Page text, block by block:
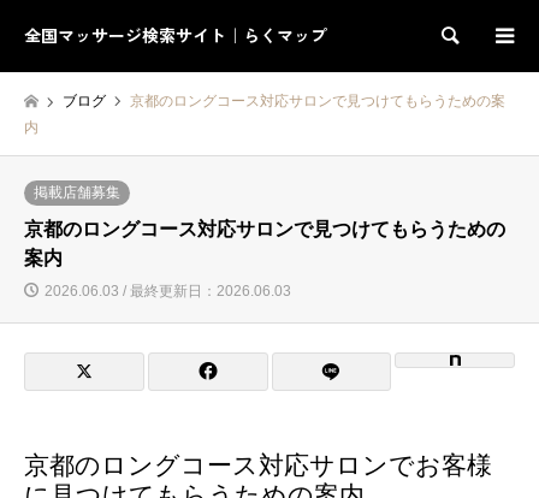
全国マッサージ検索サイト｜らくマップ 検索
ブログ
京都のロングコース対応サロンで見つけてもらうための案
内
掲載店舗募集
京都のロングコース対応サロンで見つけてもらうための
案内
2026.06.03 / 最終更新日：2026.06.03
京都のロングコース対応サロンでお客様